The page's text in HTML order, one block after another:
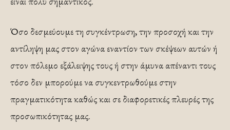
Όσο δεσμεύουμε τη συγκέντρωση, την προσοχή και την
αντίληψη μας στον αγώνα εναντίον των σκέψεων αυτών ή
στον πόλεμο εξάλειψης τους ή στην άμυνα απέναντι τους
τόσο δεν μπορούμε να συγκεντρωθούμε στην
πραγματικότητα καθώς και σε διαφορετικές πλευρές της
προσωπικότητας μας.